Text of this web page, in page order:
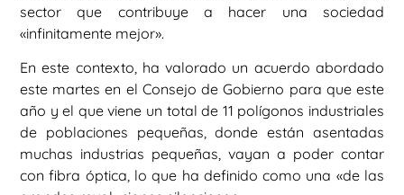
sector que contribuye a hacer una sociedad
«infinitamente mejor».
En este contexto, ha valorado un acuerdo abordado
este martes en el Consejo de Gobierno para que este
año y el que viene un total de 11 polígonos industriales
de poblaciones pequeñas, donde están asentadas
muchas industrias pequeñas, vayan a poder contar
con fibra óptica, lo que ha definido como una «de las